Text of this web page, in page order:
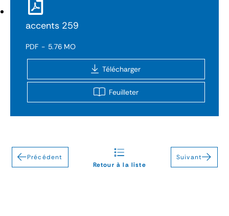
accents 259
PDF 5.76 MO
Télécharger
Feuilleter
Précédent
Retour à la liste
Suivant